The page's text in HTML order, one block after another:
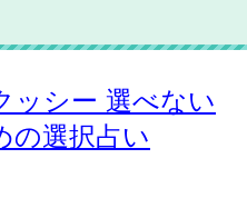
ッシー 選べない
の選択占い